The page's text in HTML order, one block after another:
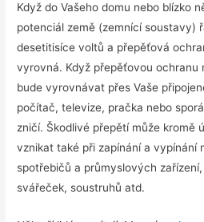
Když do Vašeho domu nebo blízko
potenciál země (zemnící soustavy)
desetitisíce voltů a přepěťová
vyrovná. Když přepěťovou ochranu
bude vyrovnávat přes Vaše
počítač, televize, pračka nebo
zničí. Škodlivé přepětí může kromě
vznikat také při zapínání a vypínání
spotřebičů a průmyslových
svářeček, soustruhů atd.